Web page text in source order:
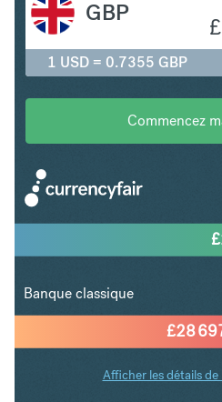
£
GBP
1 USD = 0.7355 GBP
Commencez
£28
£
Banque classique
Afficher les détails